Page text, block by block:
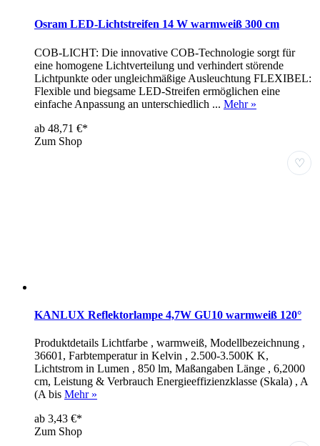
Osram LED-Lichtstreifen 14 W warmweiß 300 cm
COB-LICHT: Die innovative COB-Technologie sorgt für
eine homogene Lichtverteilung und verhindert störende
Lichtpunkte oder ungleichmäßige Ausleuchtung FLEXIBEL:
Flexible und biegsame LED-Streifen ermöglichen eine
einfache Anpassung an unterschiedlich ... Mehr »
ab 48,71 €*
Zum Shop
♡
KANLUX Reflektorlampe 4,7W GU10 warmweiß 120°
Produktdetails Lichtfarbe , warmweiß, Modellbezeichnung ,
36601, Farbtemperatur in Kelvin , 2.500-3.500K K,
Lichtstrom in Lumen , 850 lm, Maßangaben Länge , 6,2000
cm, Leistung & Verbrauch Energieeffizienzklasse (Skala) , A
(A bis Mehr »
ab 3,43 €*
Zum Shop